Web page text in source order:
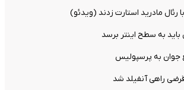
رئال مادرید استارت زدند (ویدئو)
به سطح اینتر برسد
جوان به پرسپولیس
راهی آنفیلد شد